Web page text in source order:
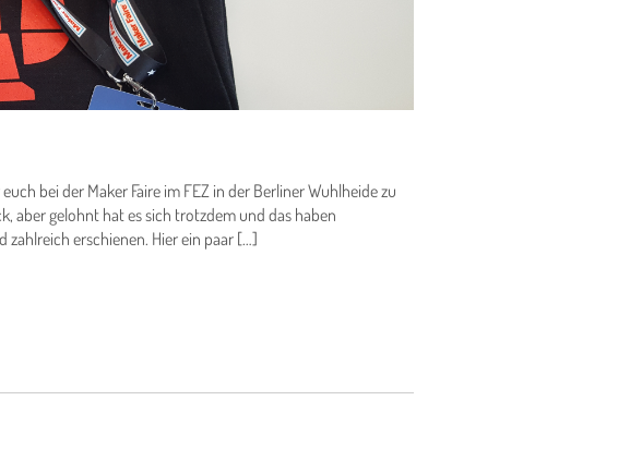
bei der Maker Faire im FEZ in der Berliner Wuhlheide zu
aber gelohnt hat es sich trotzdem und das haben
zahlreich erschienen. Hier ein paar […]